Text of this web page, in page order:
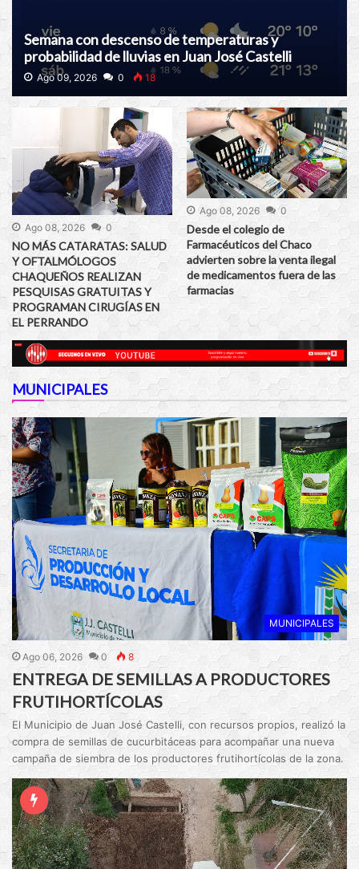
Semana con descenso de temperaturas y
probabilidad de lluvias en Juan José Castelli
Ago 09, 2026 0 18
Ago 08, 2026 0
NO MÁS CATARATAS: SALUD
Y OFTALMÓLOGOS
CHAQUEÑOS REALIZAN
PESQUISAS GRATUITAS Y
PROGRAMAN CIRUGÍAS EN
EL PERRANDO
Ago 08, 2026 0
Desde el colegio de
Farmacéuticos del Chaco
advierten sobre la venta ilegal
de medicamentos fuera de las
farmacias
MUNICIPALES
MUNICIPALES
Ago 06, 2026 0 8
ENTREGA DE SEMILLAS A PRODUCTORES
FRUTIHORTÍCOLAS
El Municipio de Juan José Castelli, con recursos propios, realizó la
compra de semillas de cucurbitáceas para acompañar una nueva
campaña de siembra de los productores frutihortícolas de la zona.